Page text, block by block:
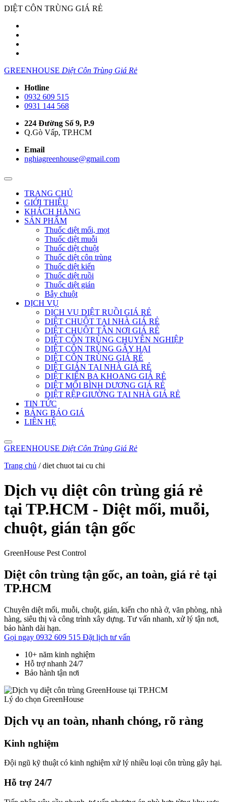
DIỆT CÔN TRÙNG GIÁ RẺ
GREENHOUSE Diệt Côn Trùng Giá Rẻ
Hotline
0932 609 515
0931 144 568
224 Đường Số 9, P.9
Q.Gò Vấp, TP.HCM
Email
nghiagreenhouse@gmail.com
TRANG CHỦ
GIỚI THIỆU
KHÁCH HÀNG
SẢN PHẨM
Thuốc diệt mối, mọt
Thuốc diệt muỗi
Thuốc diệt chuột
Thuốc diệt côn trùng
Thuốc diệt kiến
Thuốc diệt ruồi
Thuốc diệt gián
Bẫy chuột
DỊCH VỤ
DỊCH VỤ DIỆT RUỒI GIÁ RẺ
DIỆT CHUỘT TẠI NHÀ GIÁ RẺ
DIỆT CHUỘT TẬN NƠI GIÁ RẺ
DIỆT CÔN TRÙNG CHUYÊN NGHIỆP
DIỆT CÔN TRÙNG GÂY HẠI
DIỆT CÔN TRÙNG GIÁ RẺ
DIỆT GIÁN TẠI NHÀ GIÁ RẺ
DIỆT KIẾN BA KHOANG GIÁ RẺ
DIỆT MỐI BÌNH DƯƠNG GIÁ RẺ
DIỆT RỆP GIƯỜNG TẠI NHÀ GIÁ RẺ
TIN TỨC
BẢNG BÁO GIÁ
LIÊN HỆ
GREENHOUSE Diệt Côn Trùng Giá Rẻ
Trang chủ /diet chuot tai cu chi
Dịch vụ diệt côn trùng giá rẻ
tại TP.HCM - Diệt mối, muỗi,
chuột, gián tận gốc
GreenHouse Pest Control
Diệt côn trùng tận gốc, an toàn, giá rẻ tại
TP.HCM
Chuyên diệt mối, muỗi, chuột, gián, kiến cho nhà ở, văn phòng, nhà
hàng, siêu thị và công trình xây dựng. Tư vấn nhanh, xử lý tận nơi,
bảo hành dài hạn.
Gọi ngay 0932 609 515 Đặt lịch tư vấn
10+ năm kinh nghiệm
Hỗ trợ nhanh 24/7
Bảo hành tận nơi
Lý do chọn GreenHouse
Dịch vụ an toàn, nhanh chóng, rõ ràng
Kinh nghiệm
Đội ngũ kỹ thuật có kinh nghiệm xử lý nhiều loại côn trùng gây hại.
Hỗ trợ 24/7